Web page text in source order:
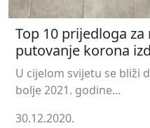
Top 10 prijedloga
putovanje korona
U cijelom svijetu se bliži
bolje 2021. godine...
30.12.2020.